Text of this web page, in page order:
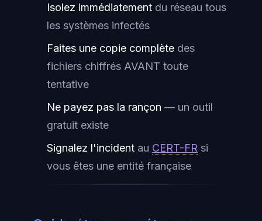
Isolez immédiatement du réseau tous
les systèmes infectés
Faites une copie complète des
fichiers chiffrés AVANT toute
tentative
Ne payez pas la rançon — un outil
gratuit existe
Signalez l'incident au CERT-FR si
vous êtes une entité française